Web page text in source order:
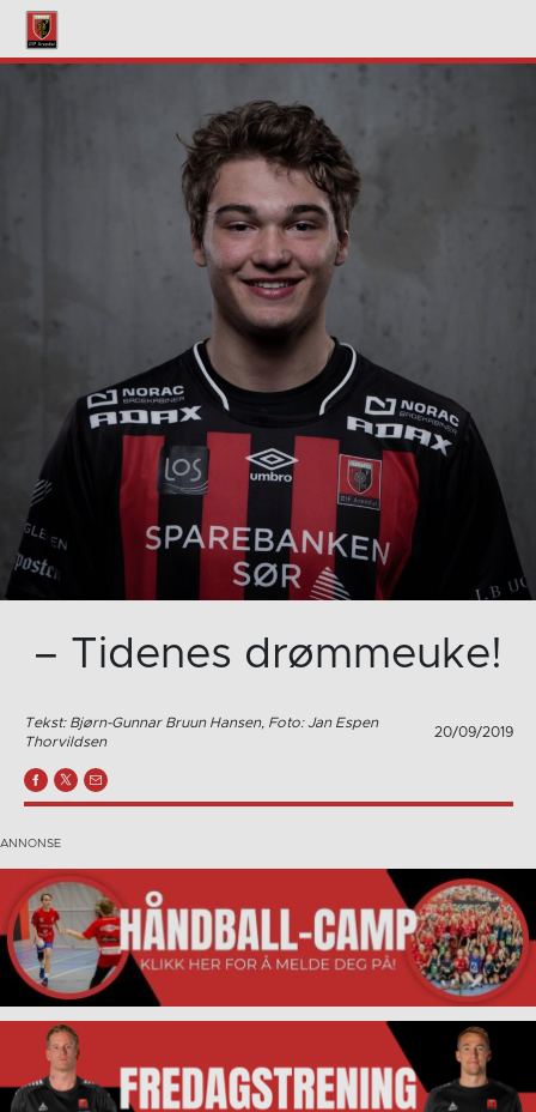
– Tidenes drømmeuke!
Tekst: Bjørn-Gunnar Bruun Hansen, Foto: Jan Espen
Thorvildsen
20/09/2019